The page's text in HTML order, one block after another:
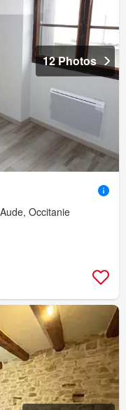
12 Photos
Occitanie